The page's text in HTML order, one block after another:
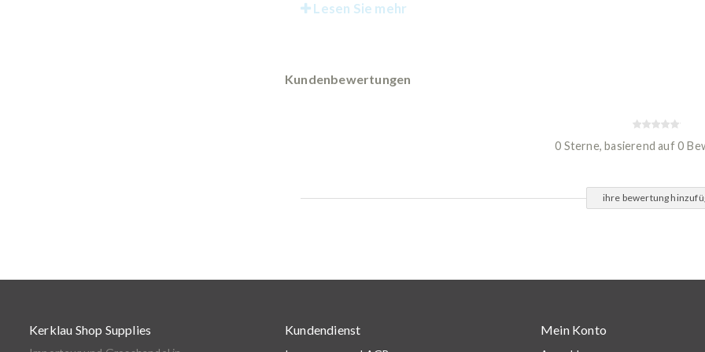
Lesen Sie mehr
Kundenbewertungen
0 Sterne, basierend auf 0
ihre bewertung
Kerklau Shop Supplies Kundendienst Mein Konto